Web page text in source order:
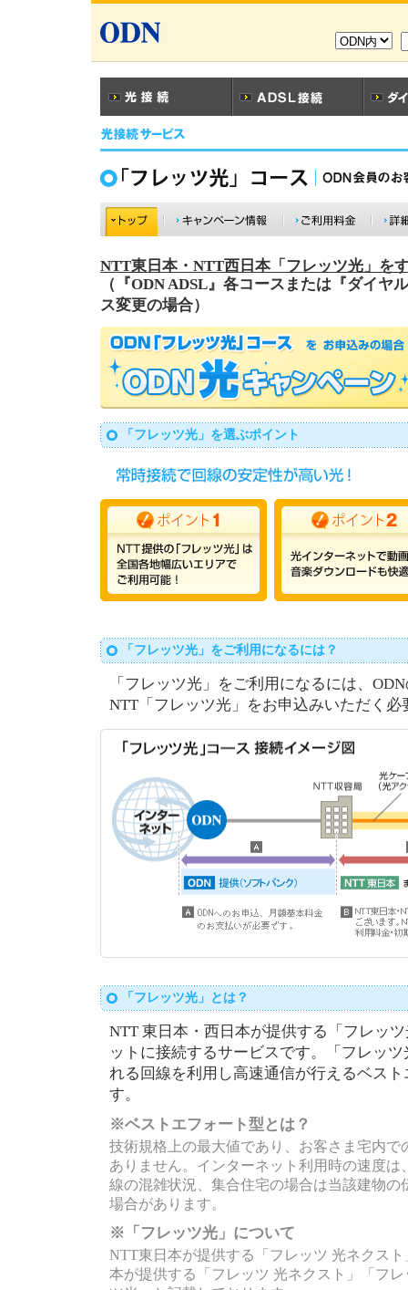
NTT東日本・NTT西日本「フレッツ光」を
（『ODN ADSL』各コースまたは『ダイヤ
ス変更の場合）
「フレッツ光」を選ぶポイント
「フレッツ光」をご利用になるには？
「フレッツ光」をご利用になるには、
NTT「フレッツ光」をお申込みいただく必
「フレッツ光」とは？
NTT 東日本・西日本が提供する「フレッ
ットに接続するサービスです。「フレッ
れる回線を利用し高速通信が行えるベス
す。
※ベストエフォート型とは？
技術規格上の最大値であり、お客さま宅内で
ありません。インターネット利用時の速度は
線の混雑状況、集合住宅の場合は当該建物の
場合があります。
※「フレッツ光」について
NTT東日本が提供する「フレッツ 光ネクス
本が提供する「フレッツ 光ネクスト」「フ